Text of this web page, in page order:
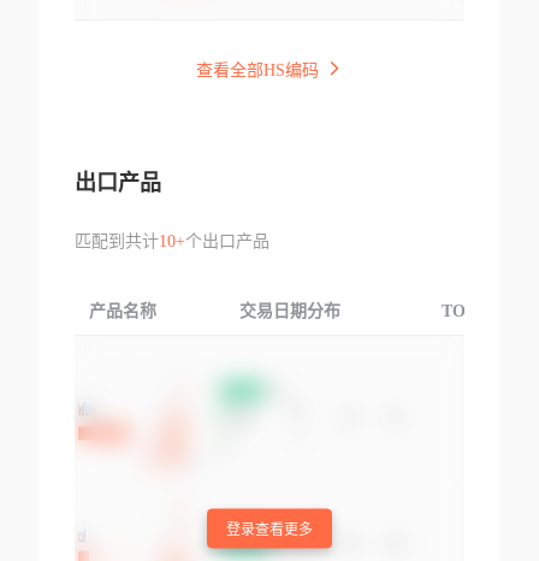
查看全部HS编码
出口产品
匹配到共计10+个出口产品
产品名称 交易日期分布 TOP3交易国
登录查看更多